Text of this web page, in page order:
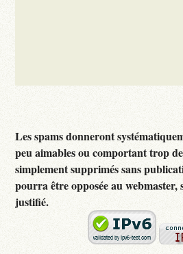
Les spams donneront
peu aimables ou comportant trop
simplement supprimés sans
pourra être opposée au
justifié.